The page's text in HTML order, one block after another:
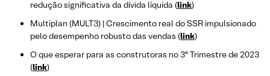
redução significativa da dívida líquida (link)
Multiplan (MULT3) | Crescimento real do SSR impulsionado
pelo desempenho robusto das vendas (link)
O que esperar para as construtoras no 3º Trimestre de 2023
(link)